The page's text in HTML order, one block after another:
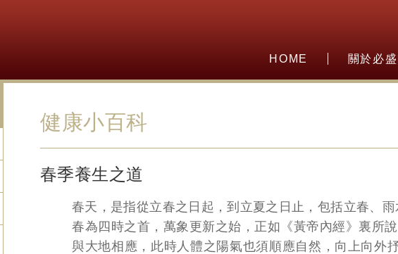
HOME 關於必
健康小百科
春季養生之道
春天，是指從立春之日起，到立夏之日止，包括立春、
春為四時之首，萬象更新之始，正如《黃帝內經》裏所
與大地相應，此時人體之陽氣也須順應自然，向上向外